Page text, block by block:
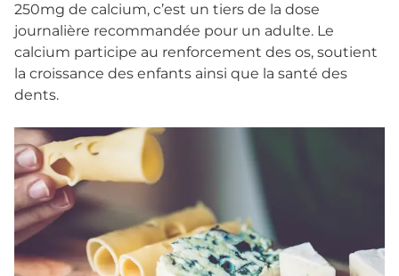
250mg de calcium, c’est un tiers de la dose
journalière recommandée pour un adulte. Le
calcium participe au renforcement des os, soutient
la croissance des enfants ainsi que la santé des
dents.